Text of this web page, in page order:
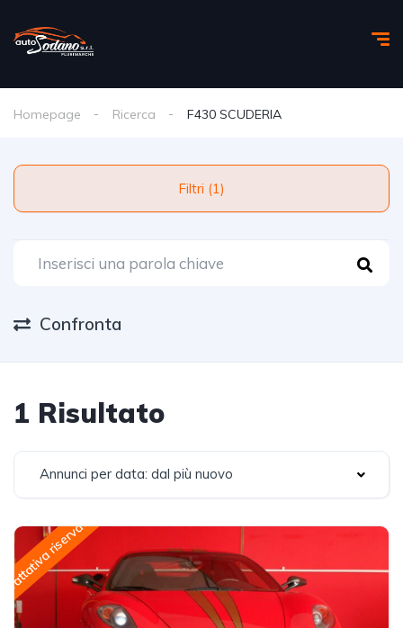
Homepage Ricerca F430 SCUDERIA
Filtri (1)
Confronta
1 Risultato
Annunci per data: dal più nuovo
riservata